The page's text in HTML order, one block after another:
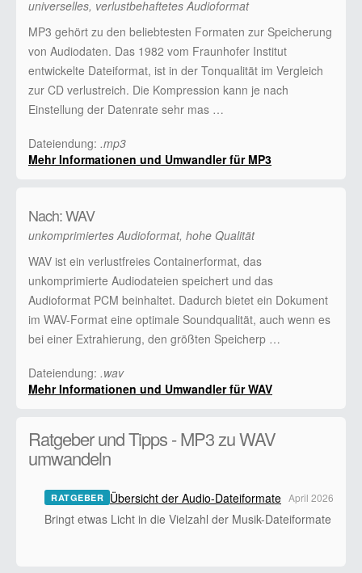
universelles, verlustbehaftetes Audioformat
MP3 gehört zu den beliebtesten Formaten zur Speicherung
von Audiodaten. Das 1982 vom Fraunhofer Institut
entwickelte Dateiformat, ist in der Tonqualität im Vergleich
zur CD verlustreich. Die Kompression kann je nach
Einstellung der Datenrate sehr mas …
Dateiendung: .mp3
Mehr Informationen und Umwandler für MP3
Nach: WAV
unkomprimiertes Audioformat, hohe Qualität
WAV ist ein verlustfreies Containerformat, das
unkomprimierte Audiodateien speichert und das
Audioformat PCM beinhaltet. Dadurch bietet ein Dokument
im WAV-Format eine optimale Soundqualität, auch wenn es
bei einer Extrahierung, den größten Speicherp …
Dateiendung: .wav
Mehr Informationen und Umwandler für WAV
Ratgeber und Tipps - MP3 zu WAV
umwandeln
RATGEBER Übersicht der Audio-Dateiformate April 2026
Bringt etwas Licht in die Vielzahl der Musik-Dateiformate